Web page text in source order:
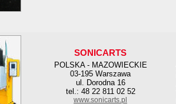
SONICARTS
POLSKA - MAZOWIECKIE
03-195 Warszawa
ul. Dorodna 16
tel.: 48 22 811 02 52
www.sonicarts.pl